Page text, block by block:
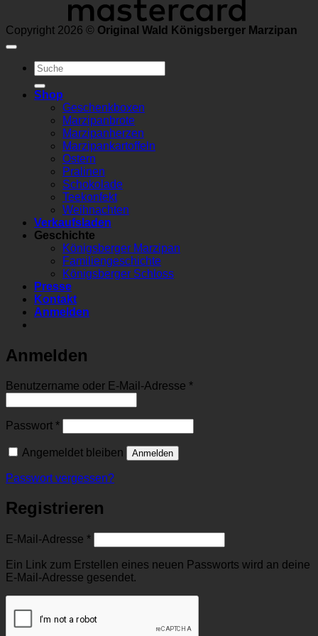
Copyright 2026 © Original Wald Königsberger Marzipan
Suchen
nach:
Shop
Geschenkboxen
Marzipanbrote
Marzipanherzen
Marzipankartoffeln
Ostern
Pralinen
Schokolade
Teekonfekt
Weihnachten
Verkaufsladen
Geschichte
Königsberger Marzipan
Familiengeschichte
Königsberger Schloss
Presse
Kontakt
Anmelden
Anmelden
Benutzername oder E-Mail-Adresse *Erforderlich
Passwort *Erforderlich
Angemeldet bleiben Anmelden
Passwort vergessen?
Registrieren
E-Mail-Adresse *Erforderlich
Ein Link zum Erstellen eines neuen Passworts wird an deine
E-Mail-Adresse gesendet.